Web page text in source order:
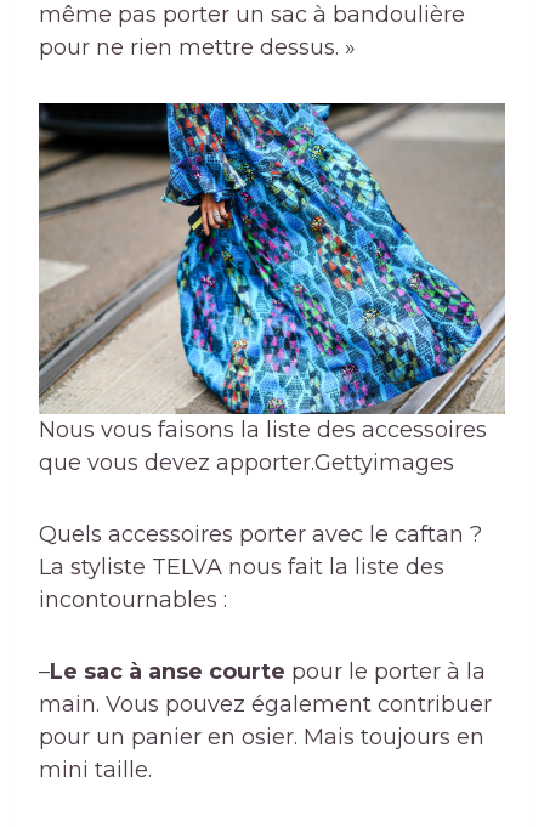
même pas porter un sac à bandoulière
pour ne rien mettre dessus. »
Nous vous faisons la liste des accessoires
que vous devez apporter.Gettyimages
Quels accessoires porter avec le caftan ?
La styliste TELVA nous fait la liste des
incontournables :
–Le sac à anse courte pour le porter à la
main. Vous pouvez également contribuer
pour un panier en osier. Mais toujours en
mini taille.